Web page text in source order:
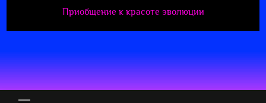
Приобщение к красоте эволюции